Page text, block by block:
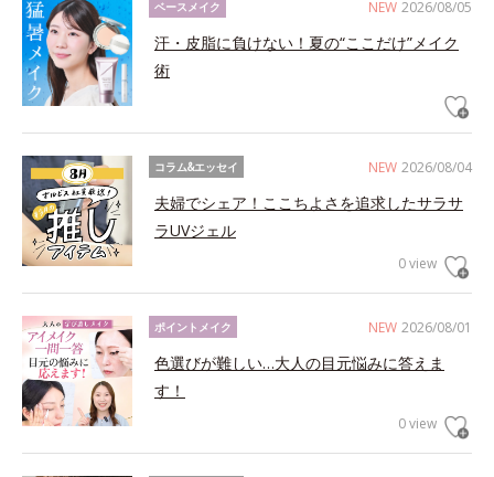
NEW 2026/08/05
ベースメイク
汗・皮脂に負けない！夏の“ここだけ”メイク
術
NEW 2026/08/04
コラム&エッセイ
夫婦でシェア！ここちよさを追求したサラサ
ラUVジェル
0 view
NEW 2026/08/01
ポイントメイク
色選びが難しい…大人の目元悩みに答えま
す！
0 view